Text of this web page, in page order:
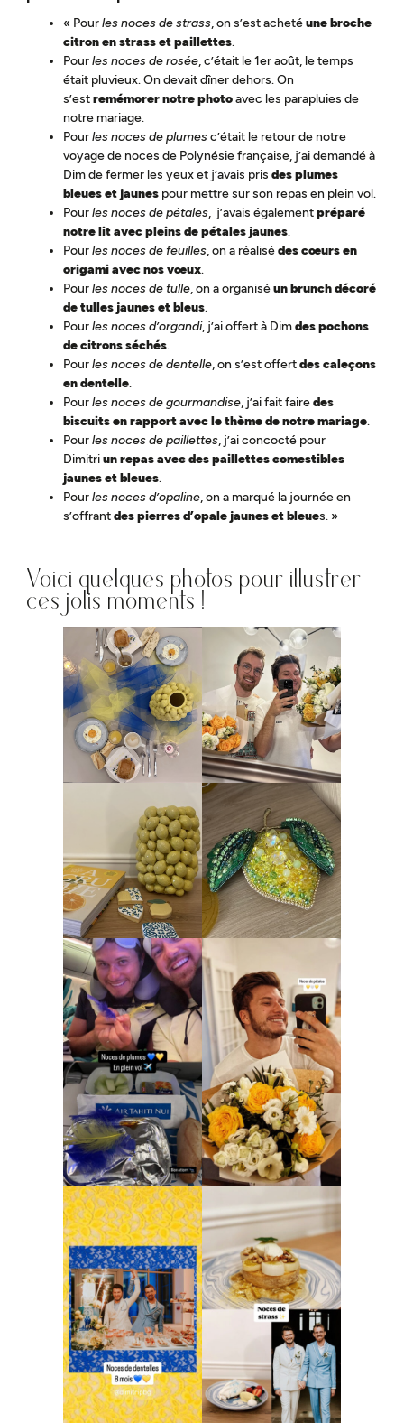
« Pourles noces de strass, on s’est achetéune broche
citron en strass et paillettes.
Pourles noces de rosée, c’était le 1er août, le temps
était pluvieux. On devait dîner dehors. On
s’estremémorer notre photoavec les parapluies de
notre mariage.
Pourles noces de plumesc’était le retour de notre
voyage de noces de Polynésie française, j’ai demandé à
Dim de fermer les yeux et j’avais pris des plumes
bleues et jaunes pour mettre sur son repas en plein vol.
Pourles noces de pétales, j’avais égalementpréparé
notre lit avec pleins de pétales jaunes.
Pourles noces de feuilles, on a réalisédes cœurs en
origami avec nos vœux.
Pourles noces de tulle, on a organiséun brunch décoré
de tulles jaunes et bleus.
Pourles noces d’organdi, j’ai offert à Dimdes pochons
de citrons séchés.
Pourles noces de dentelle, on s’est offertdes caleçons
en dentelle.
Pourles noces de gourmandise, j’ai fait fairedes
biscuits en rapport avec le thème de notre mariage.
Pourles noces de paillettes, j’ai concocté pour
Dimitriun repas avec des paillettes comestibles
jaunes et bleues.
Pourles noces d’opaline, on a marqué la journée en
s’offrantdes pierres d’opale jaunes et bleues. »
Voici quelques photos pour illustrer
ces jolis moments !